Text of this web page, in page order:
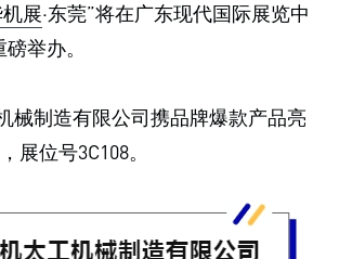
展·东莞”将在广东现代国际展览中
举办。
械制造有限公司携品牌爆款产品亮
展位号3C108。